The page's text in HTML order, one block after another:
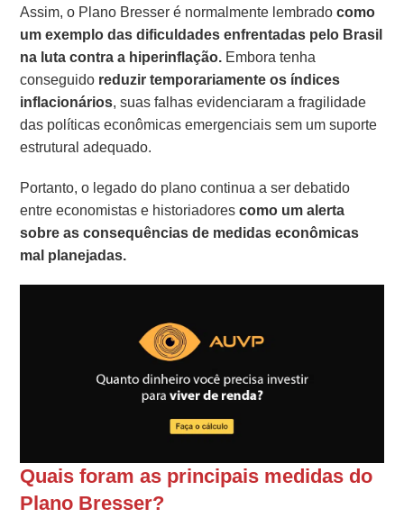
Assim, o Plano Bresser é normalmente lembradocomo
um exemplo das dificuldades enfrentadas pelo Brasil
na luta contra a hiperinflação. Embora tenha
conseguido reduzir temporariamente os índices
inflacionários, suas falhas evidenciaram a fragilidade
das políticas econômicas emergenciais sem um suporte
estrutural adequado.
Portanto, o legado do plano continua a ser debatido
entre economistas e historiadorescomo um alerta
sobre as consequências de medidas econômicas
mal planejadas.
Quais foram as principais medidas do
Plano Bresser?